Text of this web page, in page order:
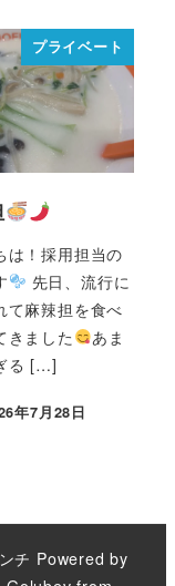
プライベート
は！採用担当の
先日、流行に
て麻辣担を食べ
きました
あま
る […]
年7月28日
チ Powered by